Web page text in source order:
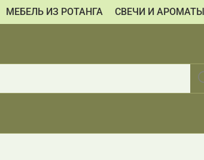
МЕБЕЛЬ ИЗ РОТАНГА СВЕЧИ И